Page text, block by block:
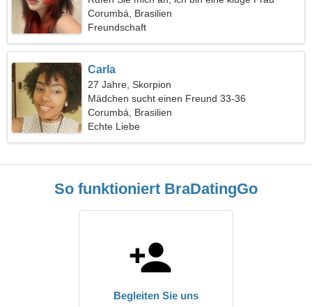
Corumbá, Brasilien
Freundschaft
Carla
27 Jahre, Skorpion
Mädchen sucht einen Freund 33-36
Corumbá, Brasilien
Echte Liebe
So funktioniert BraDatingGo
Begleiten Sie uns